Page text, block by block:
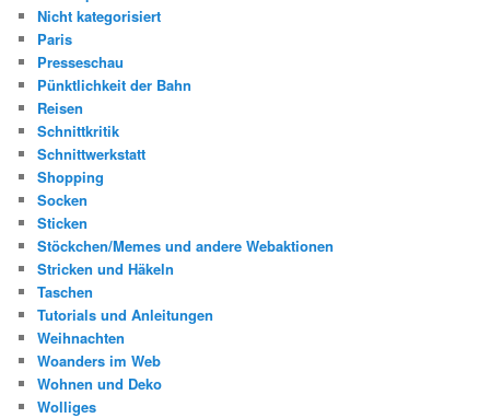
Nicht kategorisiert
Paris
Presseschau
Pünktlichkeit der Bahn
Reisen
Schnittkritik
Schnittwerkstatt
Shopping
Socken
Sticken
Stöckchen/Memes und andere Webaktionen
Stricken und Häkeln
Taschen
Tutorials und Anleitungen
Weihnachten
Woanders im Web
Wohnen und Deko
Wolliges